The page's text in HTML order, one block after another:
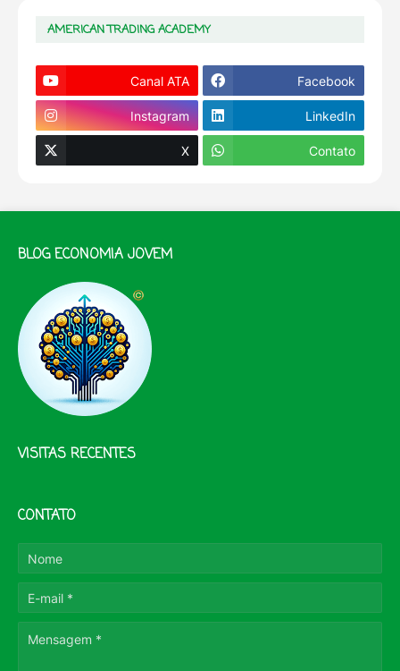
AMERICAN TRADING ACADEMY
Canal ATA Facebook
Instagram LinkedIn
X Contato
BLOG ECONOMIA JOVEM
VISITAS RECENTES
CONTATO